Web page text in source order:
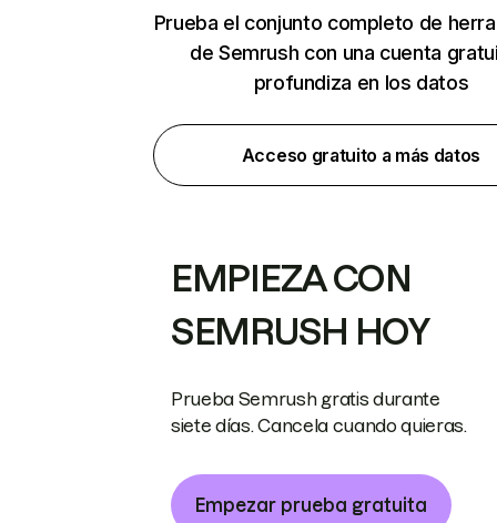
Prueba el conjunto completo de
de Semrush con una cuenta
profundiza en los datos
Acceso gratuito a más datos
EMPIEZA CON
SEMRUSH HOY
Prueba Semrush gratis durante
siete días. Cancela cuando quieras.
Empezar prueba gratuita